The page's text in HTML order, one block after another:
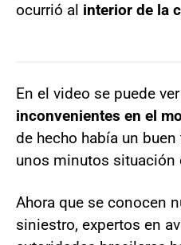
ocurrió al interior de la
En el video se puede
inconvenientes en el
de hecho había un
unos minutos
Ahora que se conocen
siniestro, expertos en